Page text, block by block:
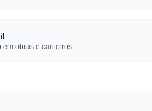
em obras e canteiros